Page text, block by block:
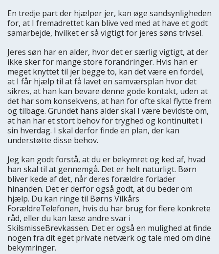
En tredje part der hjælper jer, kan øge sandsynligheden
for, at I fremadrettet kan blive ved med at have et godt
samarbejde, hvilket er så vigtigt for jeres søns trivsel.
Jeres søn har en alder, hvor det er særlig vigtigt, at der
ikke sker for mange store forandringer. Hvis han er
meget knyttet til jer begge to, kan det være en fordel,
at I får hjælp til at få lavet en samværsplan hvor det
sikres, at han kan bevare denne gode kontakt, uden at
det har som konsekvens, at han for ofte skal flytte frem
og tilbage. Grundet hans alder skal I være bevidste om,
at han har et stort behov for tryghed og kontinuitet i
sin hverdag. I skal derfor finde en plan, der kan
understøtte disse behov.
Jeg kan godt forstå, at du er bekymret og ked af, hvad
han skal til at gennemgå. Det er helt naturligt. Børn
bliver kede af det, når deres forældre forlader
hinanden. Det er derfor også godt, at du beder om
hjælp. Du kan ringe til Børns Vilkårs
ForældreTelefonen, hvis du har brug for flere konkrete
råd, eller du kan læse andre svar i
SkilsmisseBrevkassen. Det er også en mulighed at finde
nogen fra dit eget private netværk og tale med om dine
bekymringer.